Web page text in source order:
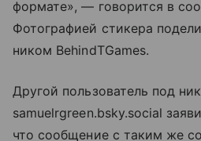
формате», — говорится в
Фотографией стикера
ником BehindTGames.
Другой пользователь под
samuelrgreen.bsky.social
что сообщение с таким же